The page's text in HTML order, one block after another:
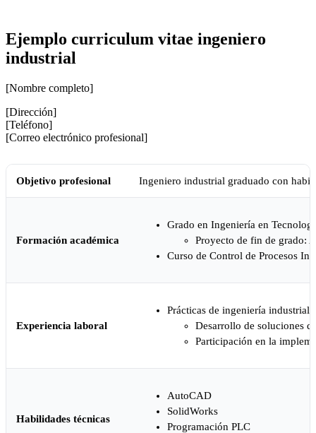
Ejemplo curriculum vitae ingeniero
industrial
[Nombre completo]
[Dirección]
[Teléfono]
[Correo electrónico profesional]
Objetivo profesional Ingeniero industrial graduado con
Formación académica
Grado en Ingeniería en
Proyecto de fin de grado:
Curso de Control de Procesos
Experiencia laboral
Prácticas de ingeniería
Desarrollo de soluciones
Participación en la
Habilidades técnicas
AutoCAD
SolidWorks
Programación PLC